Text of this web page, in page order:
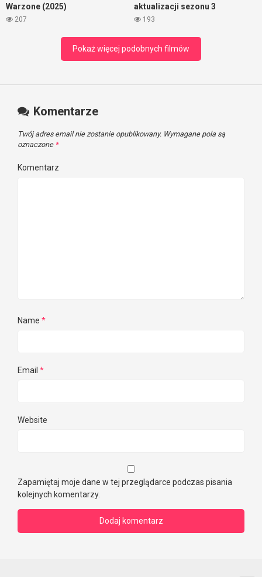
Warzone (2025)
207
aktualizacji sezonu 3
193
Pokaż więcej podobnych filmów
Komentarze
Twój adres email nie zostanie opublikowany. Wymagane pola są
oznaczone *
Komentarz
Name *
Email *
Website
Zapamiętaj moje dane w tej przeglądarce podczas pisania
kolejnych komentarzy.